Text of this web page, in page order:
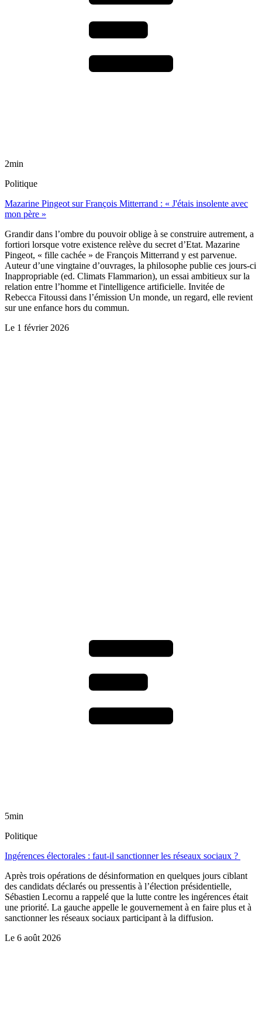
2min
Politique
Mazarine Pingeot sur François Mitterrand : « J'étais insolente avec
mon père »
Grandir dans l’ombre du pouvoir oblige à se construire autrement, a
fortiori lorsque votre existence relève du secret d’Etat. Mazarine
Pingeot, « fille cachée » de François Mitterrand y est parvenue.
Auteur d’une vingtaine d’ouvrages, la philosophe publie ces jours-ci
Inappropriable (ed. Climats Flammarion), un essai ambitieux sur la
relation entre l’homme et l'intelligence artificielle. Invitée de
Rebecca Fitoussi dans l’émission Un monde, un regard, elle revient
sur une enfance hors du commun.
Le 1 février 2026
5min
Politique
Ingérences électorales : faut-il sanctionner les réseaux sociaux ?
Après trois opérations de désinformation en quelques jours ciblant
des candidats déclarés ou pressentis à l’élection présidentielle,
Sébastien Lecornu a rappelé que la lutte contre les ingérences était
une priorité. La gauche appelle le gouvernement à en faire plus et à
sanctionner les réseaux sociaux participant à la diffusion.
Le 6 août 2026